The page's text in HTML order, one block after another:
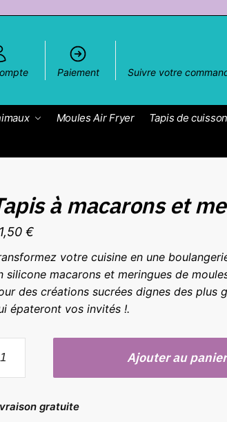
Paiement Suivre votre
Moules Air Fryer Tapis de cuisson
à macarons et
€
votre cuisine en une
silicone macarons et meringues de
des créations sucrées dignes des plus
épateront vos invités !.
Ajouter au panier
gratuite